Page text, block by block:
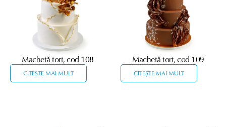
Machetă tort, cod 108
CITEȘTE MAI MULT
Machetă tort, cod 109
CITEȘTE MAI MULT